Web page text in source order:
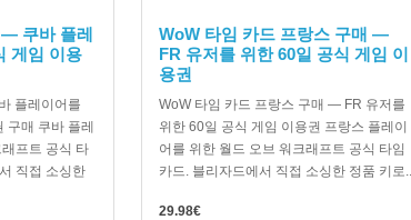
쿠바 플레
게임 이용
플레이어를
구매 쿠바 플레
프트 공식 타
직접 소싱한
WoW 타임 카드 프랑스 구매 —
FR 유저를 위한 60일 공식 게임 이
용권
WoW 타임 카드 프랑스 구매 — FR 유저를
위한 60일 공식 게임 이용권 프랑스 플레이
어를 위한 월드 오브 워크래프트 공식 타임
카드. 블리자드에서 직접 소싱한 정품 키로..
29.98€